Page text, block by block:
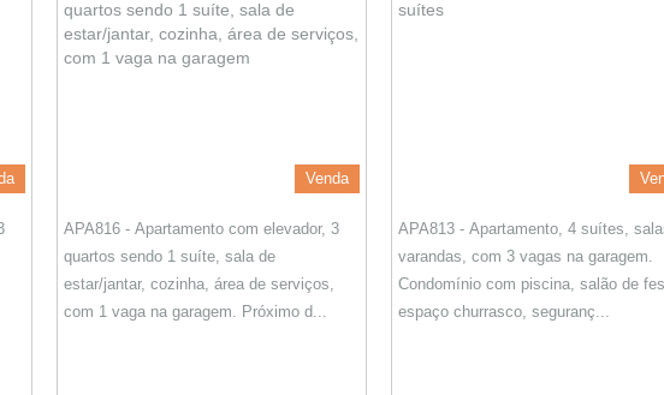
Venda
APA816 - Apartamento com elevador, 3
quartos sendo 1 suíte, sala de
estar/jantar, cozinha, área de serviços,
com 1 vaga na garagem. Próximo d...
APA813 - Apartamento, 4 suítes,
varandas, com 3 vagas na garagem.
Condomínio com piscina, salão de
espaço churrasco, seguranç...